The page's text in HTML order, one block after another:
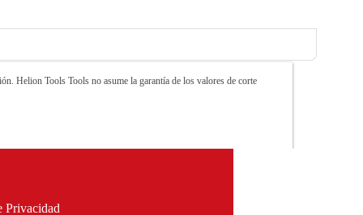
Helion Tools Tools no asume la garantía de los valores de corte
Privacidad